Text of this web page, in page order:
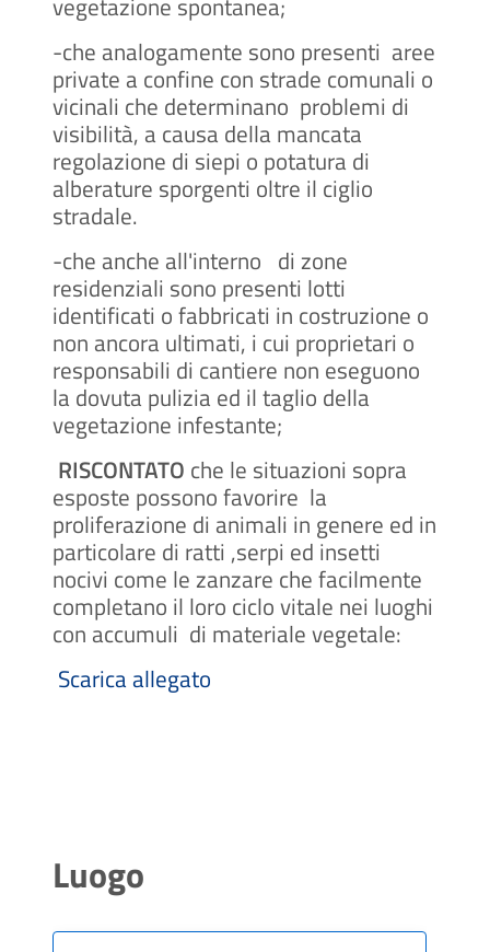
vegetazione spontanea;
-che analogamente sono presenti aree
private a confine con strade comunali o
vicinali che determinano problemi di
visibilità, a causa della mancata
regolazione di siepi o potatura di
alberature sporgenti oltre il ciglio
stradale.
-che anche all'interno di zone
residenziali sono presenti lotti
identificati o fabbricati in costruzione o
non ancora ultimati, i cui proprietari o
responsabili di cantiere non eseguono
la dovuta pulizia ed il taglio della
vegetazione infestante;
RISCONTATO che le situazioni sopra
esposte possono favorire la
proliferazione di animali in genere ed in
particolare di ratti ,serpi ed insetti
nocivi come le zanzare che facilmente
completano il loro ciclo vitale nei luoghi
con accumuli di materiale vegetale:
Scarica allegato
Luogo